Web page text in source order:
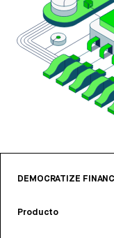
DEMOCRATIZE
Producto